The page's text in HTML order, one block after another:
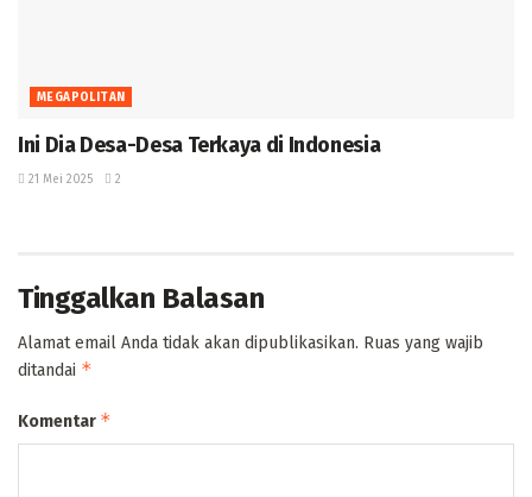
MEGAPOLITAN
‎Ini Dia Desa-Desa Terkaya di Indonesia
21 Mei 2025 2
Tinggalkan Balasan
Alamat email Anda tidak akan dipublikasikan. Ruas yang wajib
ditandai *
Komentar *